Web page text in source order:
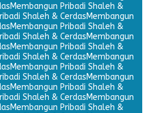
Membangun Pribadi Shaleh &
Shaleh & CerdasMembangun
Membangun Pribadi Shaleh &
Shaleh & CerdasMembangun
Membangun Pribadi Shaleh &
Shaleh & CerdasMembangun
Membangun Pribadi Shaleh &
Shaleh & CerdasMembangun
Membangun Pribadi Shaleh &
Shaleh & CerdasMembangun
Membangun Pribadi Shaleh &